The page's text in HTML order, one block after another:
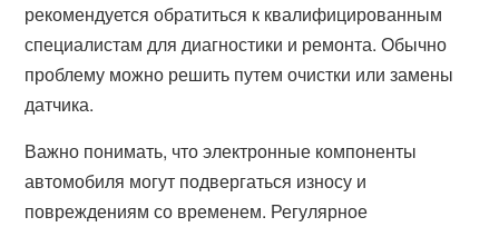
рекомендуется обратиться к квалифицированным
специалистам для диагностики и ремонта. Обычно
проблему можно решить путем очистки или замены
датчика.
Важно понимать, что электронные компоненты
автомобиля могут подвергаться износу и
повреждениям со временем. Регулярное